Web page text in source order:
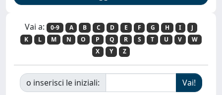
Vai a: 0-9 A B C D E F G H I
J
K
L M N O P Q R S T U V
W
X
Y Z
o inserisci le iniziali: